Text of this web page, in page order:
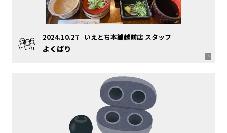
2024.10.27 いえとち本舗越前店 スタッフ
よくばり